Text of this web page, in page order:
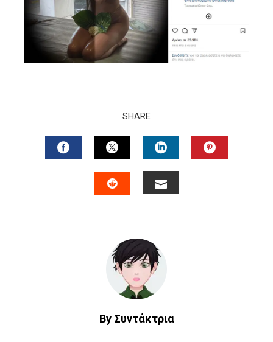
SHARE
FACEBOOKTWITTERLINKEDIN
By Συντάκτρια